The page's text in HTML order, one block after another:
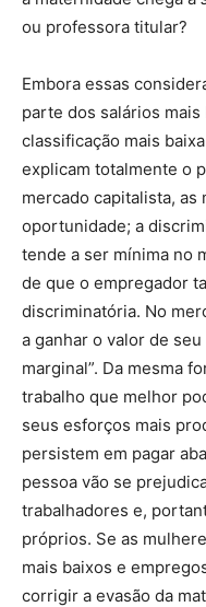
ou professora titular?
Embora essas
parte dos salários
classificação mais
explicam totalmente o
mercado capitalista,
oportunidade; a
tende a ser mínima no
de que o empregador
discriminatória. No
a ganhar o valor de
marginal”. Da mesma
trabalho que melhor
seus esforços mais
persistem em pagar
pessoa vão se
trabalhadores e,
próprios. Se as
mais baixos e
corrigir a evasão da